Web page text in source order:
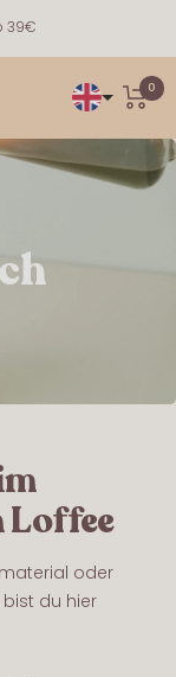
39€
0
Loffee
oder
bist du hier